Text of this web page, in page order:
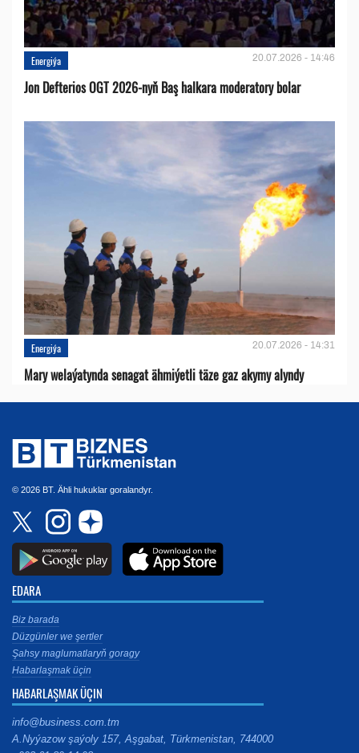
Energiýa 20.07.2026 - 14:46
Jon Defterios OGT 2026-nyň Baş halkara moderatory bolar
Energiýa 20.07.2026 - 14:31
Mary welaýatynda senagat ähmiýetli täze gaz akymy alyndy
© 2026 BT. Ähli hukuklar goralandyr.
EDARA
Biz barada
Düzgünler we şertler
Şahsy maglumatlaryň goragy
Habarlaşmak üçin
HABARLAŞMAK ÜÇIN
info@business.com.tm
A.Nyýazow şaýoly 157, Aşgabat, Türkmenistan, 744000